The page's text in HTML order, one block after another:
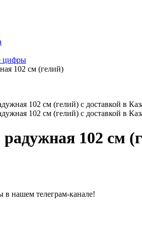
цифры
102 см (гелий)
102 см
нашем телеграм-канале!